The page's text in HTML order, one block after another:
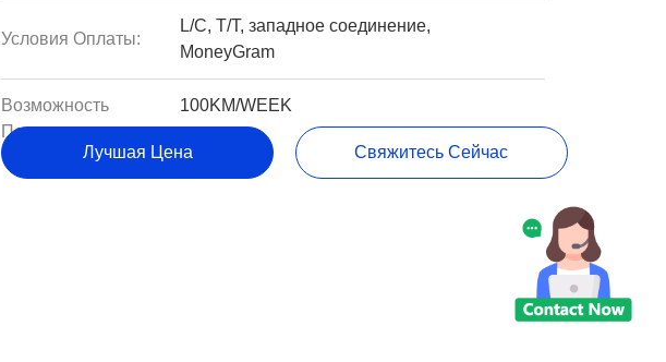
Условия Оплаты:
L/C, T/T, западное соединение,
MoneyGram
Возможность
Поставки:
100KM/WEEK
Лучшая Цена Свяжитесь Сейчас